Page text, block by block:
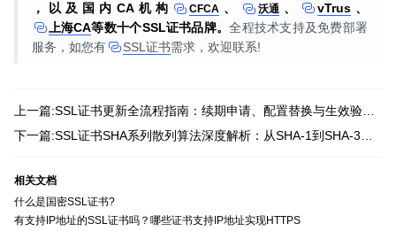
，以及国内CA机构 CFCA 、 沃通 、 vTrus、
上海CA等数十个SSL证书品牌。全程技术支持及免费部署
服务，如您有
SSL证书需求，欢迎联系!
相关文档
什么是国密SSL证书?
有支持IP地址的SSL证书吗？哪些证书支持IP地址实现HTTPS